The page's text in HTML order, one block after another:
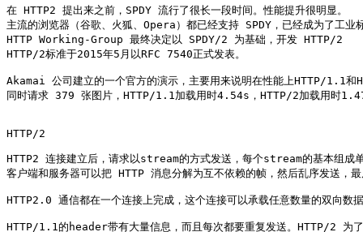
在 HTTP2 提出来之前，SPDY 流行了很长一段时间。性能提升很明显。
主流的浏览器（谷歌、火狐、Opera）都已经支持 SPDY，已经成为了工业
HTTP Working-Group 最终决定以 SPDY/2 为基础，开发 HTTP/2
HTTP/2标准于2015年5月以RFC 7540正式发表。
Akamai 公司建立的一个官方的演示，主要用来说明在性能上HTTP/1.1和
同时请求 379 张图片，HTTP/1.1加载用时4.54s，HTTP/2加载用时
HTTP/2
HTTP2 连接建立后，请求以stream的方式发送，每个stream的基本组成
客户端和服务器可以把 HTTP 消息分解为互不依赖的帧，然后乱序发送，
HTTP2.0 通信都在一个连接上完成，这个连接可以承载任意数量的双向数